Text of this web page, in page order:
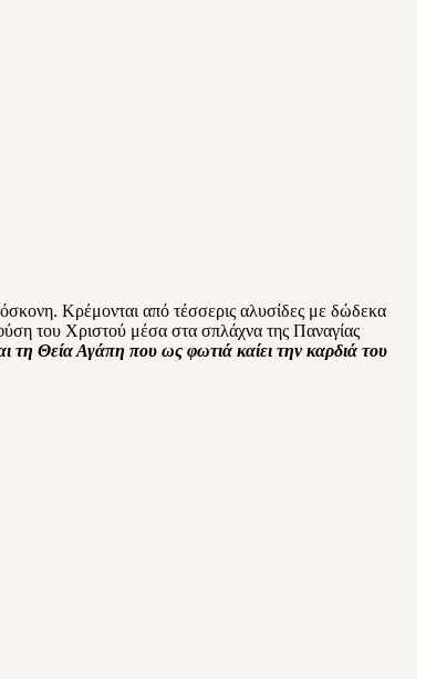
Κρέμονται από τέσσερις αλυσίδες με δώδεκα
του Χριστού μέσα στα σπλάχνα της Παναγίας
τη Θεία Αγάπη που ως φωτιά καίει την καρδιά του